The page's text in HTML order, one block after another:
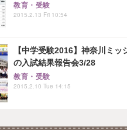
教育・受験
2015.2.13 Fri 10:54
【中学受験2016】神奈川ミッ
の入試結果報告会3/28
教育・受験
2015.2.10 Tue 14:15